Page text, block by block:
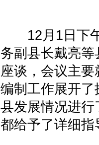
12月1日下午
务副县长戴亮
座谈，会议主要
编制工作展开
县发展情况进
都给予了详细指